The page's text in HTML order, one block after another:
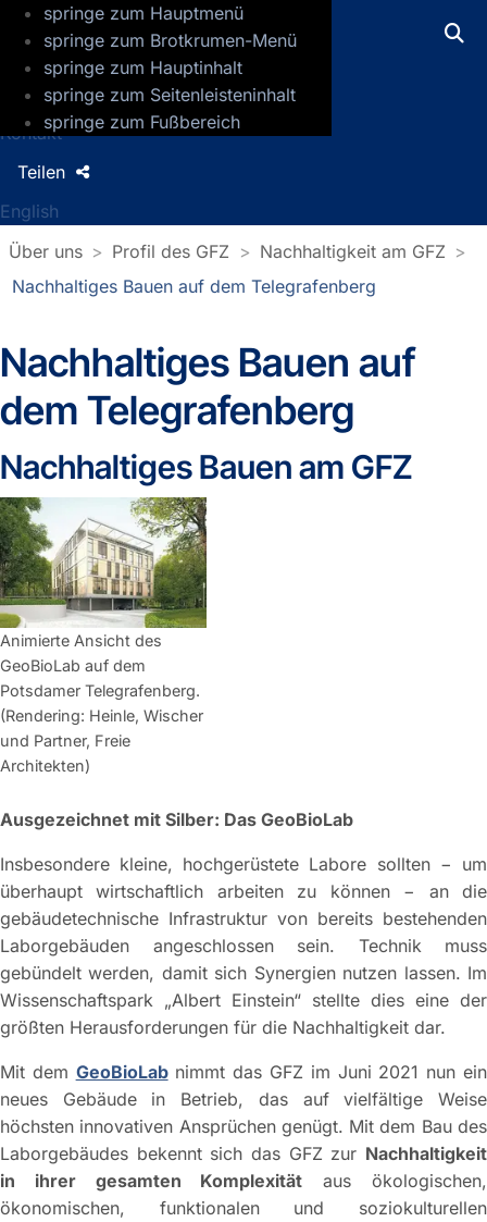
springe zum Hauptmenü
springe zum Brotkrumen-Menü
springe zum Hauptinhalt
springe zum Seitenleisteninhalt
springe zum Fußbereich
GFZ Helmholtz-Zentrum für
Presse
Jobs
Kontakt
English
Teilen
Über uns Profil des GFZ
Nachhaltigkeit am GFZ
Nachhaltiges Bauen auf dem Telegrafenberg
Nachhaltiges Bauen auf
dem Telegrafenberg
Nachhaltiges Bauen am GFZ
Animierte Ansicht des
GeoBioLab auf dem
Potsdamer Telegrafenberg.
(Rendering: Heinle, Wischer
und Partner, Freie
Architekten)
Ausgezeichnet mit Silber: Das GeoBioLab
Insbesondere kleine, hochgerüstete Labore sollten − um
überhaupt wirtschaftlich arbeiten zu können − an die
gebäudetechni­sche Infrastruktur von bereits bestehenden
Laborgebäuden angeschlossen sein. Technik muss
gebündelt werden, damit sich Synergien nutzen lassen. Im
Wissenschaftspark „Albert Einstein“ stellte dies eine der
größten Herausforderungen für die Nachhaltigkeit dar.
Mit dem GeoBioLabnimmt das GFZ im Juni 2021 nun ein
neues Gebäude in Betrieb, das auf vielfältige Weise
höchsten innovativen Ansprüchen genügt. Mit dem Bau des
Laborgebäudes bekennt sich das GFZ zur Nachhaltigkeit
in ihrer gesamten Komplexität aus ökologischen,
ökonomischen, funktionalen und soziokulturellen